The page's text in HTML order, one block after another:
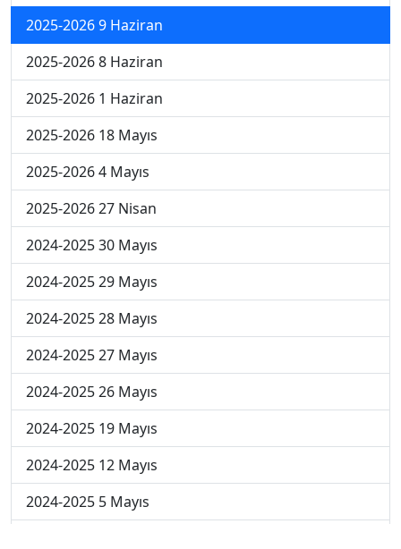
2025-2026 9 Haziran
2025-2026 8 Haziran
2025-2026 1 Haziran
2025-2026 18 Mayıs
2025-2026 4 Mayıs
2025-2026 27 Nisan
2024-2025 30 Mayıs
2024-2025 29 Mayıs
2024-2025 28 Mayıs
2024-2025 27 Mayıs
2024-2025 26 Mayıs
2024-2025 19 Mayıs
2024-2025 12 Mayıs
2024-2025 5 Mayıs